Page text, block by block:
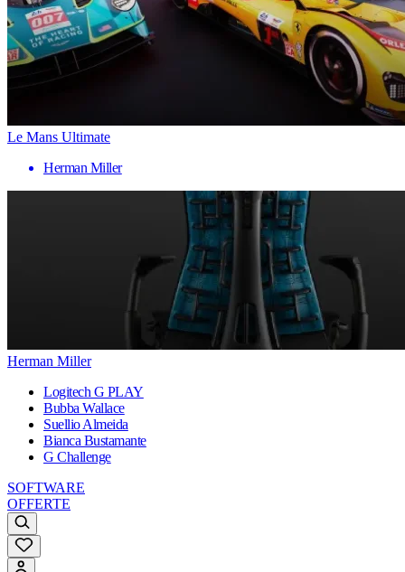
Le Mans Ultimate
Herman Miller
Herman Miller
Logitech G PLAY
Bubba Wallace
Suellio Almeida
Bianca Bustamante
G Challenge
SOFTWARE
OFFERTE